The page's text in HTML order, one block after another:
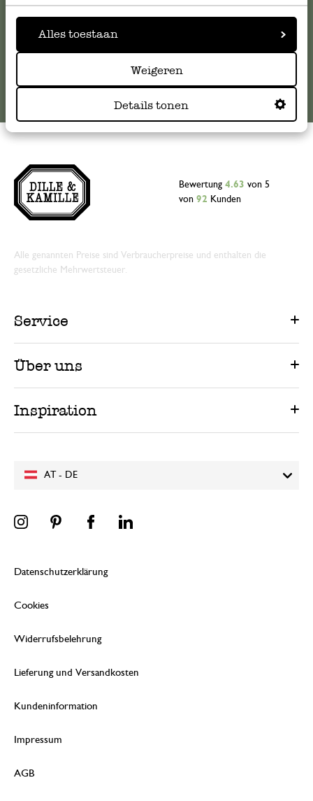
Alles toestaan
Weigeren
Details tonen
kundenservice@dille-kamille.at
Online-Kundenservice
AT - DE
Bewertung 4.63 von 5
von 92 Kunden
Alle genannten Preise sind Verbraucherpreise und enthalten die
gesetzliche Mehrwertsteuer.
Service
Über uns
Inspiration
Datenschutzerklärung
Cookies
Widerrufsbelehrung
Lieferung und Versandkosten
Kundeninformation
Impressum
AGB